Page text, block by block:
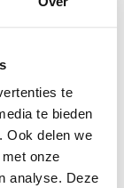
te
te bieden
Ook delen we
onze
analyse. Deze